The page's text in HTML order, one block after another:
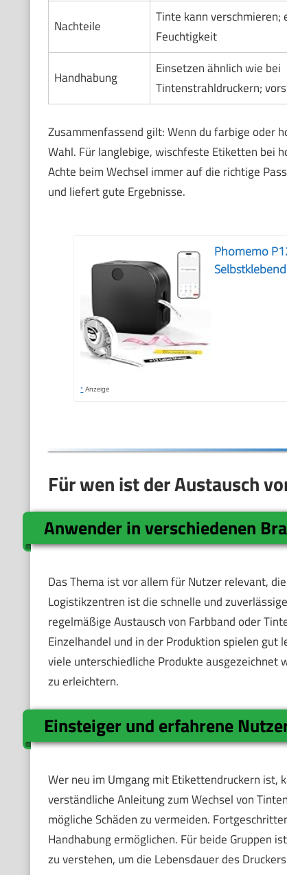
Nachteile
Tinte kann verschmieren;
Feuchtigkeit
Handhabung
Einsetzen ähnlich wie bei
Tintenstrahldruckern;
Zusammenfassend gilt: Wenn du farbige oder
Wahl. Für langlebige, wischfeste Etiketten bei
Achte beim Wechsel immer auf die richtige
und liefert gute Ergebnisse.
Phomemo
* Anzeige
Für wen ist der Austausch
Anwender in verschiedenen
Das Thema ist vor allem für Nutzer relevant,
Logistikzentren ist die schnelle und
regelmäßige Austausch von Farbband oder
Einzelhandel und in der Produktion spielen
viele unterschiedliche Produkte
zu erleichtern.
Einsteiger und erfahrene
Wer neu im Umgang mit Etikettendruckern ist,
verständliche Anleitung zum Wechsel von
mögliche Schäden zu vermeiden.
Handhabung ermöglichen. Für beide Gruppen
zu verstehen, um die Lebensdauer des